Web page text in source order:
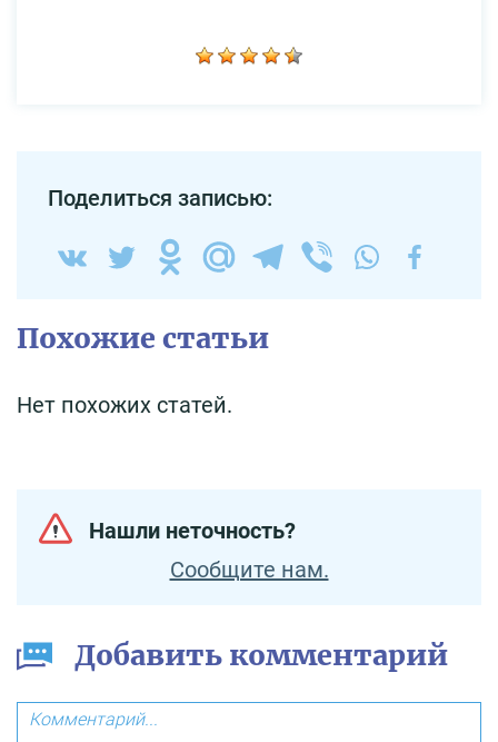
Поделиться записью:
Похожие статьи
Нет похожих статей.
Нашли неточность?
Сообщите нам.
Добавить комментарий